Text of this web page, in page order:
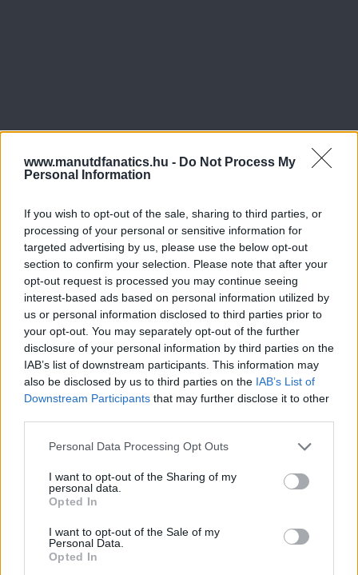
www.manutdfanatics.hu - Do Not Process My
Personal Information
If you wish to opt-out of the sale, sharing to third parties, or
processing of your personal or sensitive information for
targeted advertising by us, please use the below opt-out
section to confirm your selection. Please note that after your
opt-out request is processed you may continue seeing
interest-based ads based on personal information utilized by
us or personal information disclosed to third parties prior to
your opt-out. You may separately opt-out of the further
disclosure of your personal information by third parties on the
IAB’s list of downstream participants. This information may
also be disclosed by us to third parties on the IAB’s List of
Downstream Participants that may further disclose it to other
Please note that this website/app uses one or more Google
not limited to your visit or usage behaviour. You may click to
grant or deny consent to Google and its third-party tags to
use your data for below specified purposes in below Google
consent section.
Personal Data Processing Opt Outs
I want to opt-out of the Sharing of my
personal data.
Opted In
I want to opt-out of the Sale of my
Personal Data.
Opted In
Meccs Center
Paris Saint-Germain